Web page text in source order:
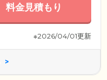
料金見積もり
※2026/04/01更新